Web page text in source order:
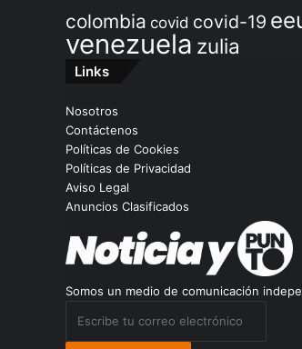
colombia covid covid-19
venezuela zulia
Links
Nosotros
Contáctenos
Políticas de Cookies
Políticas de Privacidad
Aviso Legal
Anuncios Clasificados
Somos un medio de comunicación